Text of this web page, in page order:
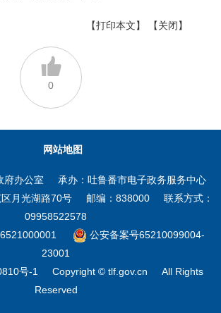
【打印本文】 【关闭】
0
网站地图
府办公室
承办：吐鲁番市电子政务服务中心
月光湖路70号
邮编：838000
联系方式：
09958522578
公安备案号65210099004-
23001
号-1
Copyright © tlf.gov.cn
All Rights
Reserved